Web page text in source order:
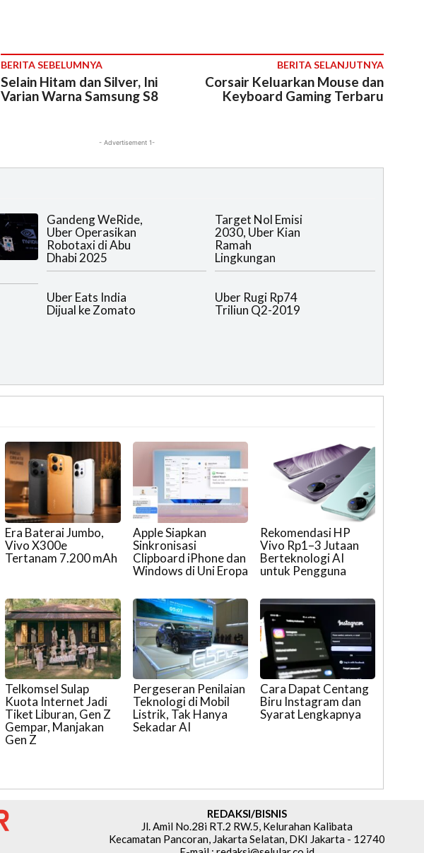
BERITA SEBELUMNYA
Selain Hitam dan Silver, Ini
Varian Warna Samsung S8
BERITA SELANJUTNYA
Corsair Keluarkan Mouse dan
Keyboard Gaming Terbaru
- Advertisement 1-
Gandeng WeRide,
Uber Operasikan
Robotaxi di Abu
Dhabi 2025
Target Nol Emisi
2030, Uber Kian
Ramah
Lingkungan
Uber Eats India
Dijual ke Zomato
Uber Rugi Rp74
Triliun Q2-2019
Era Baterai Jumbo,
Vivo X300e
Tertanam 7.200 mAh
Apple Siapkan
Sinkronisasi
Clipboard iPhone dan
Windows di Uni Eropa
Rekomendasi HP
Vivo Rp1–3 Jutaan
Berteknologi AI
untuk Pengguna
Telkomsel Sulap
Kuota Internet Jadi
Tiket Liburan, Gen Z
Gempar, Manjakan
Gen Z
Pergeseran Penilaian
Teknologi di Mobil
Listrik, Tak Hanya
Sekadar AI
Cara Dapat Centang
Biru Instagram dan
Syarat Lengkapnya
REDAKSI/BISNIS
Jl. Amil No.28i RT.2 RW.5, Kelurahan Kalibata
Kecamatan Pancoran, Jakarta Selatan, DKI Jakarta - 12740